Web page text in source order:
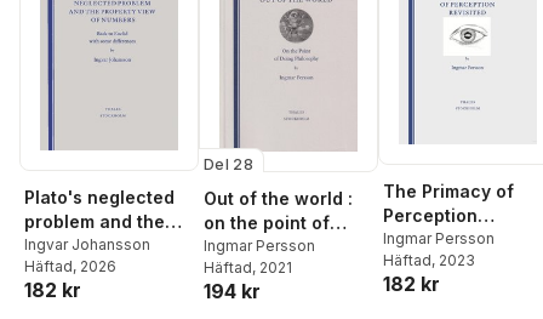
Plato's neglected
problem and the
property view of
numbers : back to
Euclid with some
Ingvar Johansson
Häftad, 2026
182 kr
Del 28
Out of the world :
on the point of
doing philosophy
Ingmar Persson
Häftad, 2021
194 kr
The Primacy of
Perception
Revisited
Ingmar Persson
Häftad, 2023
182 kr